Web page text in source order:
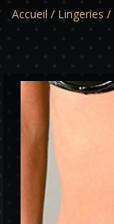
Accueil / Lingeries /